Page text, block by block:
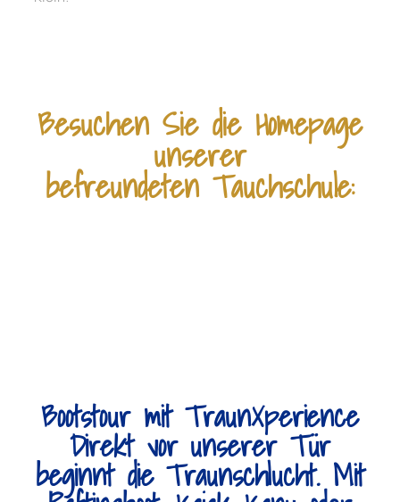
Besuchen Sie die Homepage
unserer
befreundeten Tauchschule:
Bootstour mit TraunXperience
Direkt vor unserer Tür
beginnt die Traunschlucht. Mit